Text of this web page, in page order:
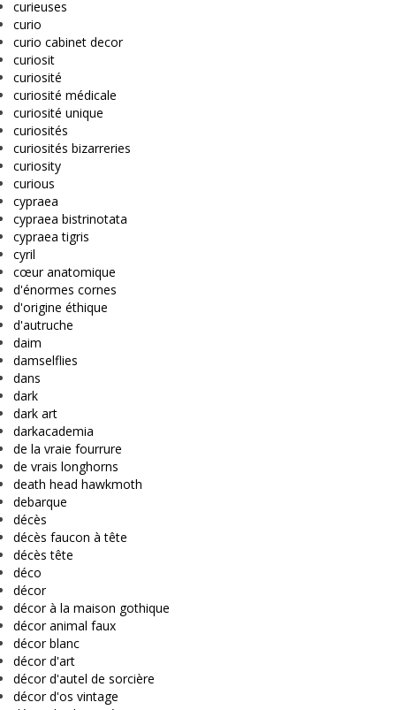
curieuses
curio
curio cabinet decor
curiosit
curiosité
curiosité médicale
curiosité unique
curiosités
curiosités bizarreries
curiosity
curious
cypraea
cypraea bistrinotata
cypraea tigris
cyril
cœur anatomique
d'énormes cornes
d'origine éthique
d'autruche
daim
damselflies
dans
dark
dark art
darkacademia
de la vraie fourrure
de vrais longhorns
death head hawkmoth
debarque
décès
décès faucon à tête
décès tête
déco
décor
décor à la maison gothique
décor animal faux
décor blanc
décor d'art
décor d'autel de sorcière
décor d'os vintage